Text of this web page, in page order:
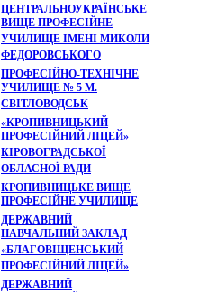
ЦЕНТРАЛЬНОУКРАЇНСЬКЕ
ВИЩЕ ПРОФЕСІЙНЕ
УЧИЛИЩЕ ІМЕНІ МИКОЛИ
ФЕДОРОВСЬКОГО
ПРОФЕСІЙНО-ТЕХНІЧНЕ
УЧИЛИЩЕ № 5 М.
СВІТЛОВОДСЬК
«КРОПИВНИЦЬКИЙ
ПРОФЕСІЙНИЙ ЛІЦЕЙ»
КІРОВОГРАДСЬКОЇ
ОБЛАСНОЇ РАДИ
КРОПИВНИЦЬКЕ ВИЩЕ
ПРОФЕСІЙНЕ УЧИЛИЩЕ
ДЕРЖАВНИЙ
НАВЧАЛЬНИЙ ЗАКЛАД
«БЛАГОВІЩЕНСЬКИЙ
ПРОФЕСІЙНИЙ ЛІЦЕЙ»
ДЕРЖАВНИЙ